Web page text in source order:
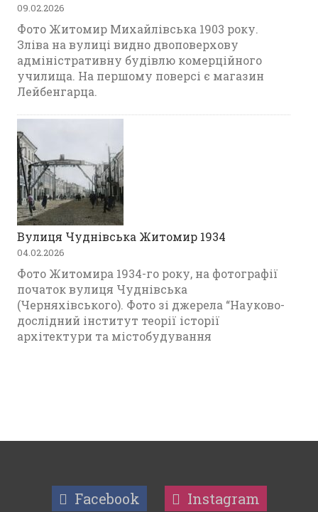
09.02.2026
Фото Житомир Михайлівська 1903 року.
Зліва на вулиці видно двоповерхову
адміністративну будівлю комерційного
училища. На першому поверсі є магазин
Лейбенгарца.
Вулиця Чуднівська Житомир 1934
04.02.2026
Фото Житомира 1934-го року, на фотографії
початок вулиця Чуднівська
(Черняхівського). Фото зі джерела “Науково-
дослідний інститут теорії історії
архітектури та містобудування
Facebook Instagram